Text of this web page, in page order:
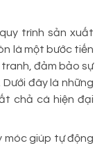
trình sản xuất
là một bước tiến
đảm bảo sự
đây là những
chả cá hiện đại
móc giúp tự động